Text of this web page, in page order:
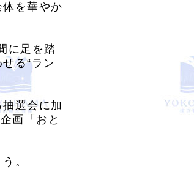
を華やか
に足を踏
る“ラン
選会に加
画「おと
。